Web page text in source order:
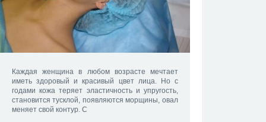
Каждая женщина в любом возрасте мечтает
иметь здоровый и красивый цвет лица. Но с
годами кожа теряет эластичность и упругость,
становится тусклой, появляются морщины, овал
меняет свой контур. С